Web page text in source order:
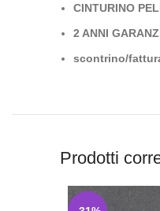
CINTURINO
2 ANNI
scontrino/
Prodotti